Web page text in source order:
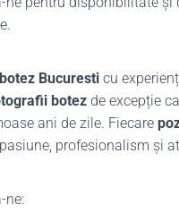
Bucuresti cu
botez de excepție
ani de zile. Fiecare
profesionalism și
ne: